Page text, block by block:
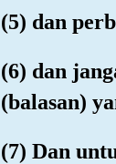
(5) dan
(6) dan
(balasan)
(7) Dan